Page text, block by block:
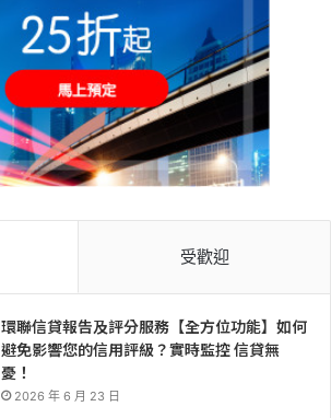
受歡迎
環聯信貸報告及評分服務【全方位功能】如何
避免影響您的信用評級？實時監控 信貸無
憂！
2026 年 6 月 23 日